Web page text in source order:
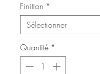
Finition *
Quantité *